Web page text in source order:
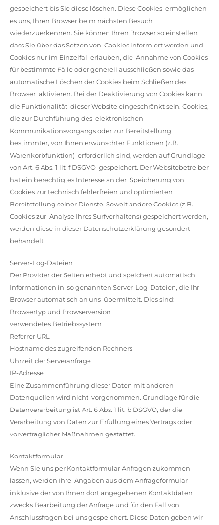
gespeichert bis Sie diese löschen. Diese Cookies ermöglichen
es uns, Ihren Browser beim nächsten Besuch
wiederzuerkennen. Sie können Ihren Browser so einstellen,
dass Sie über das Setzen von Cookies informiert werden und
Cookies nur im Einzelfall erlauben, die Annahme von Cookies
für bestimmte Fälle oder generell ausschließen sowie das
automatische Löschen der Cookies beim Schließen des
Browser aktivieren. Bei der Deaktivierung von Cookies kann
die Funktionalität dieser Website eingeschränkt sein. Cookies,
die zur Durchführung des elektronischen
Kommunikationsvorgangs oder zur Bereitstellung
bestimmter, von Ihnen erwünschter Funktionen (z.B.
Warenkorbfunktion) erforderlich sind, werden auf Grundlage
von Art. 6 Abs. 1 lit. f DSGVO gespeichert. Der Websitebetreiber
hat ein berechtigtes Interesse an der Speicherung von
Cookies zur technisch fehlerfreien und optimierten
Bereitstellung seiner Dienste. Soweit andere Cookies (z.B.
Cookies zur Analyse Ihres Surfverhaltens) gespeichert werden,
werden diese in dieser Datenschutzerklärung gesondert
behandelt.
Server-Log-Dateien
Der Provider der Seiten erhebt und speichert automatisch
Informationen in so genannten Server-Log-Dateien, die Ihr
Browser automatisch an uns übermittelt. Dies sind:
Browsertyp und Browserversion
verwendetes Betriebssystem
Referrer URL
Hostname des zugreifenden Rechners
Uhrzeit der Serveranfrage
IP-Adresse
Eine Zusammenführung dieser Daten mit anderen
Datenquellen wird nicht vorgenommen. Grundlage für die
Datenverarbeitung ist Art. 6 Abs. 1 lit. b DSGVO, der die
Verarbeitung von Daten zur Erfüllung eines Vertrags oder
vorvertraglicher Maßnahmen gestattet.
Kontaktformular
Wenn Sie uns per Kontaktformular Anfragen zukommen
lassen, werden Ihre Angaben aus dem Anfrageformular
inklusive der von Ihnen dort angegebenen Kontaktdaten
zwecks Bearbeitung der Anfrage und für den Fall von
Anschlussfragen bei uns gespeichert. Diese Daten geben wir